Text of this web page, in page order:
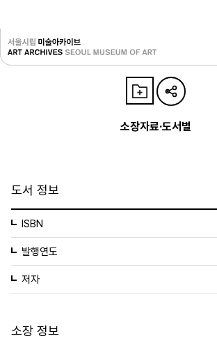
소장자료·도서별
도서 정보
ISBN
발행연도
저자
소장 정보